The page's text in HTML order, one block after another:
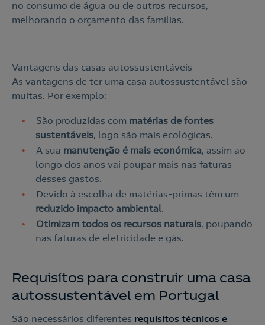
no consumo de água ou de outros recursos,
melhorando o orçamento das famílias.
Vantagens das casas autossustentáveis
As vantagens de ter uma casa autossustentável são
muitas. Por exemplo:
São produzidas com matérias de fontes
sustentáveis, logo são mais ecológicas.
A sua manutenção é mais económica, assim ao
longo dos anos vai poupar mais nas faturas
desses gastos.
Devido à escolha de matérias-primas têm um
reduzido impacto ambiental.
Otimizam todos os recursos naturais, poupando
nas faturas de eletricidade e gás.
Requisítos para construir uma casa
autossustentável em Portugal
São necessários diferentes requisitos técnicos e